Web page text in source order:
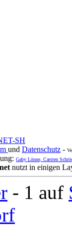
SH
und Datenschutz -
Gaby Lönne, Carsten
nutzt in einigen
- 1 auf